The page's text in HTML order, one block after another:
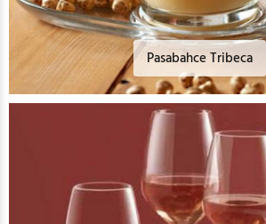
Pasabahce Tribeca